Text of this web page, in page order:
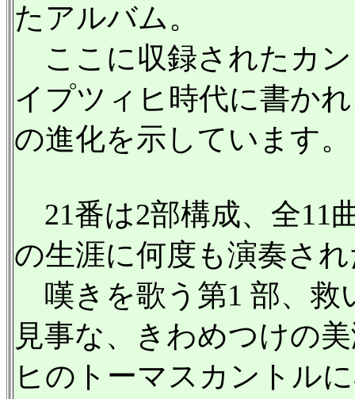
たアルバム。
ここに収録されたカ
イプツィヒ時代に書か
の進化を示しています。
21番は2部構成、全11
の生涯に何度も演奏さ
嘆きを歌う第1 部、救
見事な、きわめつけの
ヒのトーマスカントル